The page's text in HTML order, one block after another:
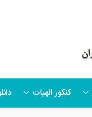
کنکور الهیات